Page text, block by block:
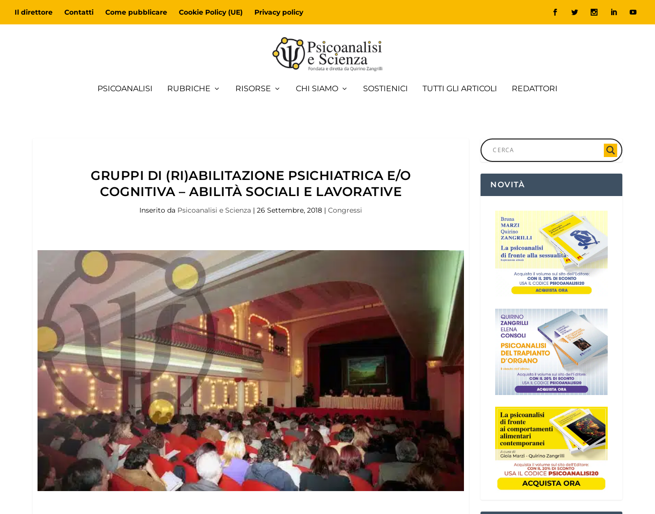
Il direttore Contatti Come pubblicare Cookie Policy (UE) Privacy policy
PSICOANALISI RUBRICHE RISORSE CHI SIAMO SOSTIENICI TUTTI GLI ARTICOLI REDATTORI
GRUPPI DI (RI)ABILITAZIONE PSICHIATRICA E/O
COGNITIVA – ABILITÀ SOCIALI E LAVORATIVE
Inserito da Psicoanalisi e Scienza |26 Settembre, 2018 |Congressi
NOVITÀ